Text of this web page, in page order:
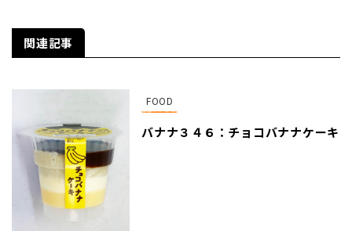
関連記事
FOOD
バナナ３４６：チョコバナナケーキ